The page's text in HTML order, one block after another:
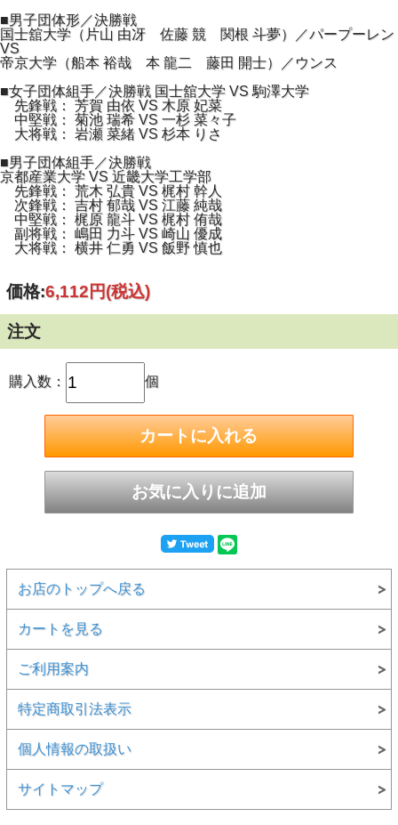
■男子団体形／決勝戦
国士舘大学（片山 由冴 佐藤 競 関根 斗夢）／パープーレン
VS
帝京大学（船本 裕哉 本 龍二 藤田 開士）／ウンス
■女子団体組手／決勝戦 国士舘大学 VS 駒澤大学
先鋒戦： 芳賀 由依 VS 木原 妃菜
中堅戦： 菊池 瑞希 VS 一杉 菜々子
大将戦： 岩瀬 菜緒 VS 杉本 りさ
■男子団体組手／決勝戦
京都産業大学 VS 近畿大学工学部
先鋒戦： 荒木 弘貴 VS 梶村 幹人
次鋒戦： 吉村 郁哉 VS 江藤 純哉
中堅戦： 梶原 龍斗 VS 梶村 侑哉
副将戦： 嶋田 力斗 VS 崎山 優成
大将戦： 横井 仁勇 VS 飯野 慎也
価格:6,112円(税込)
注文
購入数： 個
お店のトップへ戻る
カートを見る
ご利用案内
特定商取引法表示
個人情報の取扱い
サイトマップ